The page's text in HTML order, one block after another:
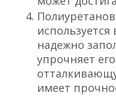
надежно
упрочняет
имеет